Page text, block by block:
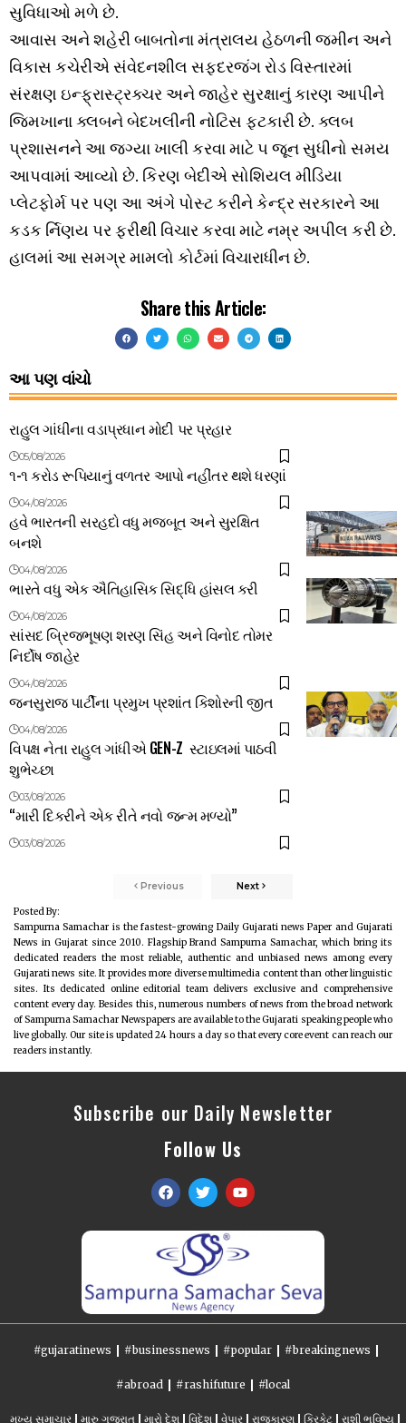
સુવિધાઓ મળે છે.
આવાસ અને શહેરી બાબતોના મંત્રાલય હેઠળની જમીન અને
વિકાસ કચેરીએ સંવેદનશીલ સફદરજંગ રોડ વિસ્તારમાં
સંરક્ષણ ઇન્ફ્રાસ્ટ્રક્ચર અને જાહેર સુરક્ષાનું કારણ આપીને
જિમખાના ક્લબને બેદખલીની નોટિસ ફટકારી છે. ક્લબ
પ્રશાસનને આ જગ્યા ખાલી કરવા માટે ૫ જૂન સુધીનો સમય
આપવામાં આવ્યો છે. કિરણ બેદીએ સોશિયલ મીડિયા
પ્લેટફોર્મ પર પણ આ અંગે પોસ્ટ કરીને કેન્દ્ર સરકારને આ
કડક ર્નિણય પર ફરીથી વિચાર કરવા માટે નમ્ર અપીલ કરી છે.
હાલમાં આ સમગ્ર મામલો કોર્ટમાં વિચારાધીન છે.
Share this Article:
આ પણ વાંચો
રાહુલ ગાંધીના વડાપ્રધાન મોદી પર પ્રહાર
05/08/2026
૧-૧ કરોડ રૂપિયાનું વળતર આપો નહીંતર થશે ધરણાં
04/08/2026
હવે ભારતની સરહદો વધુ મજબૂત અને સુરક્ષિત
બનશે
04/08/2026
ભારતે વધુ એક ઐતિહાસિક સિદ્ધિ હાંસલ કરી
04/08/2026
સાંસદ બ્રિજભૂષણ શરણ સિંહ અને વિનોદ તોમર
નિર્દોષ જાહેર
04/08/2026
જનસુરાજ પાર્ટીના પ્રમુખ પ્રશાંત કિશોરની જીત
04/08/2026
વિપક્ષ નેતા રાહુલ ગાંધીએ GEN-Z સ્ટાઇલમાં પાઠવી
શુભેચ્છા
03/08/2026
“મારી દિકરીને એક રીતે નવો જન્મ મળ્યો”
03/08/2026
Previous Next
Posted By:
Sampurna Samachar is the fastest-growing Daily Gujarati news Paper and Gujarati
News in Gujarat since 2010. Flagship Brand Sampurna Samachar, which bring its
dedicated readers the most reliable, authentic and unbiased news among every
Gujarati news site. It provides more diverse multimedia content than other linguistic
sites. Its dedicated online editorial team delivers exclusive and comprehensive
content every day. Besides this, numerous numbers of news from the broad network
of Sampurna Samachar Newspapers are available to the Gujarati speaking people who
live globally. Our site is updated 24 hours a day so that every core event can reach our
readers instantly.
Subscribe our Daily Newsletter
Follow Us
#gujaratinews #businessnews #popular #breakingnews
#abroad #rashifuture #local
મુખ્ય સમાચાર મારુ ગુજરાત મારો દેશ વિદેશ વેપાર રાજકારણ ક્રિકેટ રાશી ભવિષ્ય